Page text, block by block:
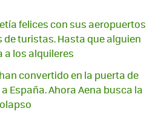
felices con sus aeropuertos
de turistas. Hasta que alguien
a los alquileres
convertido en la puerta de
España. Ahora Aena busca la